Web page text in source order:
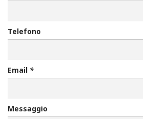
Telefono
Email *
Messaggio